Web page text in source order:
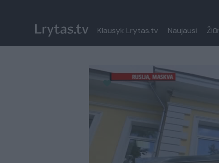
Klausyk Lrytas.tv Naujausi